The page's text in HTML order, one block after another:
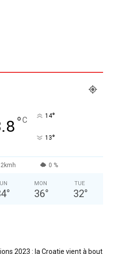
°C 14°
13°
0 %
°
MON
36°
TUE
32°
2023 : la Croatie vient à bout